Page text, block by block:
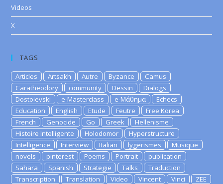
Videos
X
TAGS
Articles Artsakh Autre Byzance
Camus
Caratheodory
community Dessin
Dialogs
Dostoievski
e-Masterclass e-Μάθημα
Echecs
Education
English Etude Feutre
Free Korea
French
Genocide Go Greek
Hellenisme
Histoire Intelligente
Holodomor
Hyperstructure
Intelligence
Interview Italian lygerismes
Musique
novels
pinterest Poems Portrait
publication
Sahara
Spanish Strategie Talks
Traduction
Transcription
Translation Video Vincent Vinci
ZEE